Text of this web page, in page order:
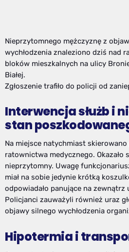
Nieprzytomnego mężczyznę z
wychłodzenia znaleziono dziś nad
bloków mieszkalnych na ulicy
Białej.
Zgłoszenie trafiło do policji od
Interwencja służb i
stan
Na miejsce natychmiast
ratownictwa medycznego. Okazało
nieprzytomny. Uwagę
miał na sobie jedynie krótką
odpowiadało panujące na
Policjanci zauważyli również uraz
objawy silnego wychłodzenia
Hipotermia i